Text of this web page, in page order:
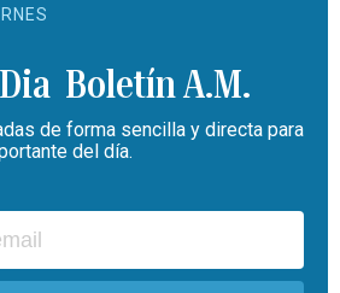
Boletín A.M.
de forma sencilla y directa para
del día.